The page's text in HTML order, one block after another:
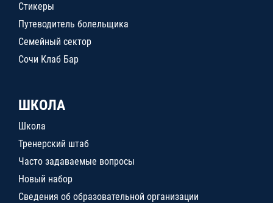
Стикеры
Путеводитель болельщика
Семейный сектор
Сочи Клаб Бар
ШКОЛА
Школа
Тренерский штаб
Часто задаваемые вопросы
Новый набор
Сведения об образовательной организации